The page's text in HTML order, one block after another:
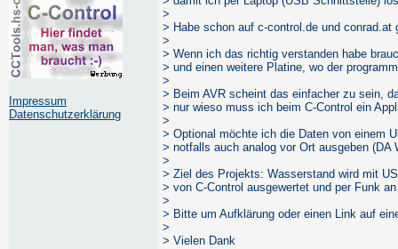
Impressum
Datenschutzerklärung
>
> Habe schon auf c-control.de und
>
> Wenn ich das richtig verstanden habe
> und einen weitere Platine, wo der
>
> Beim AVR scheint das einfacher zu sein,
> nur wieso muss ich beim C-Control ein
>
> Optional möchte ich die Daten von einem
> notfalls auch analog vor Ort ausgeben (DA
>
> Ziel des Projekts: Wasserstand wird mit
> von C-Control ausgewertet und per Funk
>
> Bitte um Aufklärung oder einen Link auf
>
> Vielen Dank